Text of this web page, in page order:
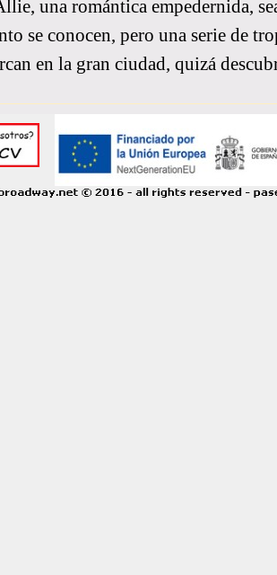
una romántica empedernida,
se conocen, pero una serie de
en la gran ciudad, quizá